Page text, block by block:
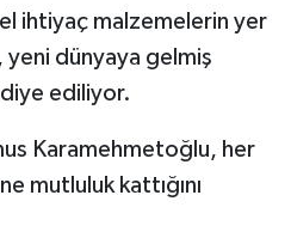
ihtiyaç malzemelerin yer
yeni dünyaya gelmiş
ediliyor.
Karamehmetoğlu, her
mutluluk kattığını